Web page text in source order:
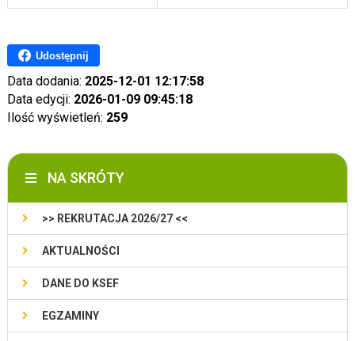
Udostępnij
Data dodania: 2025-12-01 12:17:58
Data edycji: 2026-01-09 09:45:18
Ilość wyświetleń: 259
NA SKRÓTY
>> REKRUTACJA 2026/27 <<
AKTUALNOŚCI
DANE DO KSEF
EGZAMINY